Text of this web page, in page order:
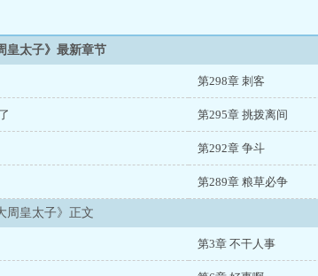
皇太子》最新章节
第298章 刺客
第295章 挑拨离间
第292章 争斗
第289章 粮草必争
周皇太子》正文
第3章 不干人事